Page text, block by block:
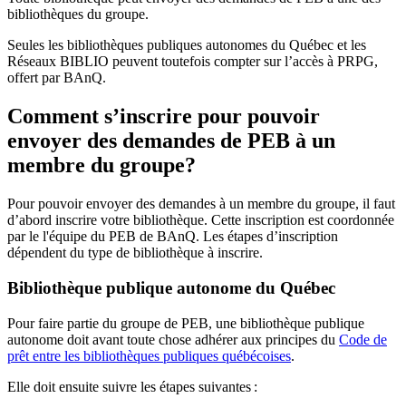
bibliothèques du groupe.
Seules les bibliothèques publiques autonomes du Québec et les
Réseaux BIBLIO peuvent toutefois compter sur l’accès à PRPG,
offert par BAnQ.
Comment s’inscrire pour pouvoir
envoyer des demandes de PEB à un
membre du groupe?
Pour pouvoir envoyer des demandes à un membre du groupe, il faut
d’abord inscrire votre bibliothèque. Cette inscription est coordonnée
par le l'équipe du PEB de BAnQ. Les étapes d’inscription
dépendent du type de bibliothèque à inscrire.
Bibliothèque publique autonome du Québec
Pour faire partie du groupe de PEB, une bibliothèque publique
autonome doit avant toute chose adhérer aux principes du Code de
prêt entre les bibliothèques publiques québécoises.
Elle doit ensuite suivre les étapes suivantes :